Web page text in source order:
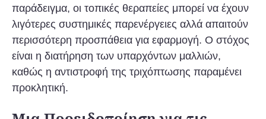
παράδειγμα, οι τοπικές θεραπείες μπορεί να έχουν
λιγότερες συστημικές παρενέργειες αλλά απαιτούν
περισσότερη προσπάθεια για εφαρμογή. Ο στόχος
είναι η διατήρηση των υπαρχόντων μαλλιών,
καθώς η αντιστροφή της τριχόπτωσης παραμένει
προκλητική.